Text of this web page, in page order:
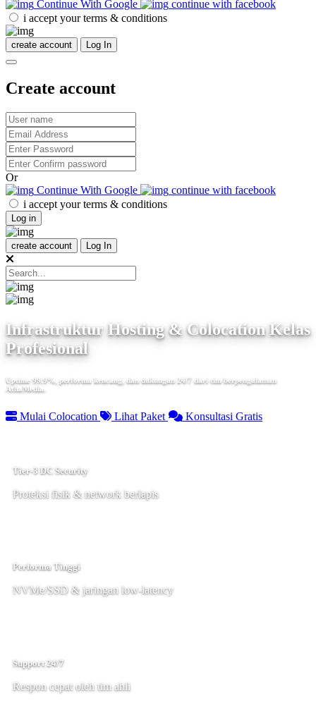
Continue With Google
continue with facebook
i accept your terms & conditions
create account Log In
Create account
Or
Continue With Google
continue with facebook
i accept your terms & conditions
Log in
create account Log In
Infrastruktur Hosting & Colocation Kelas
Profesional
Uptime 99.9%, performa kencang, dan dukungan 24/7 dari tim berpengalaman
AthaMedia.
Mulai Colocation Lihat Paket Konsultasi Gratis
Tier-3 DC Security
Proteksi fisik & network berlapis
Performa Tinggi
NVMe/SSD & jaringan low-latency
Support 24/7
Respon cepat oleh tim ahli